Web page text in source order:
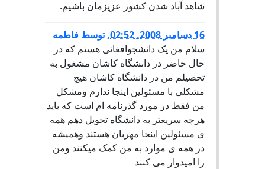
شاهد آباد شدن کشور عزیزمان باشیم.
16 دسامبر 2008, 02:52 ,توسط فاطمه
سلام من یک دانشجوافغانی هستم که در
حال حاضر در دانشگاه کاشان مشغول به
تحصیلم من در دانشگاه کاشان هیچ
مشکلی با مسئولین اینجا ندارم ومشکل
من فقط در مورد گذرنامه ام است که باید
هرچه سریعتر به دانشگاه تحویل دهم همه
ی مسئولین اینجا مهربان هستند وهمیشه
در همه ی موارد به من کمک میکنند ومن
را امیدوار می کنند